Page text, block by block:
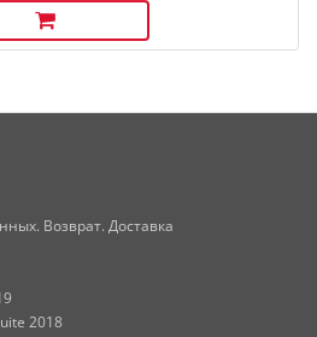
Возврат. Доставка
2018